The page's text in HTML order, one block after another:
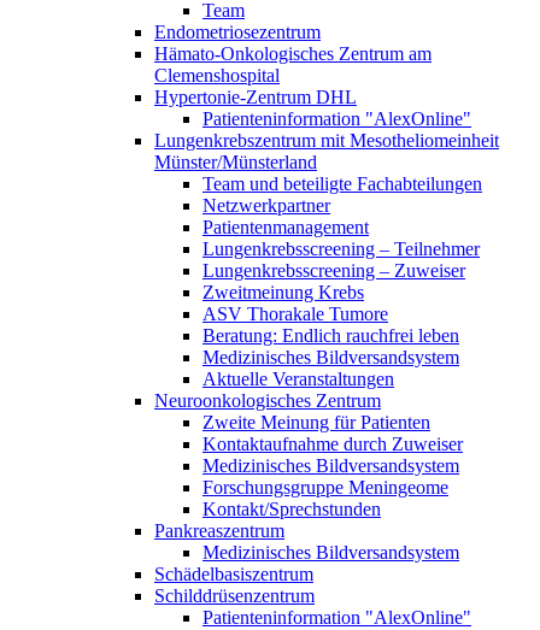
Team
Endometriosezentrum
Hämato-Onkologisches Zentrum am
Clemenshospital
Hypertonie-Zentrum DHL
Patienteninformation "AlexOnline"
Lungenkrebszentrum mit Mesotheliomeinheit
Münster/Münsterland
Team und beteiligte Fachabteilungen
Netzwerkpartner
Patientenmanagement
Lungenkrebsscreening – Teilnehmer
Lungenkrebsscreening – Zuweiser
Zweitmeinung Krebs
ASV Thorakale Tumore
Beratung: Endlich rauchfrei leben
Medizinisches Bildversandsystem
Aktuelle Veranstaltungen
Neuroonkologisches Zentrum
Zweite Meinung für Patienten
Kontaktaufnahme durch Zuweiser
Medizinisches Bildversandsystem
Forschungsgruppe Meningeome
Kontakt/Sprechstunden
Pankreaszentrum
Medizinisches Bildversandsystem
Schädelbasiszentrum
Schilddrüsenzentrum
Patienteninformation "AlexOnline"